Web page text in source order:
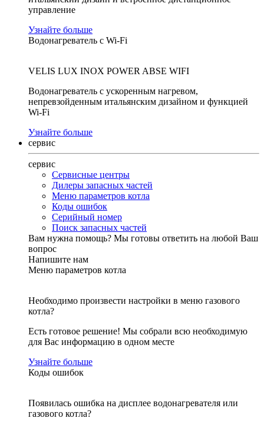
управление
Узнайте больше
Водонагреватель с Wi-Fi
VELIS LUX INOX POWER ABSE WIFI
Водонагреватель с ускоренным нагревом,
непревзойденным итальянским дизайном и функцией
Wi-Fi
Узнайте больше
сервис
сервис
Сервисные центры
Дилеры запасных частей
Меню параметров котла
Коды ошибок
Серийный номер
Поиск запасных частей
Вам нужна помощь? Мы готовы ответить на любой Ваш
вопрос
Напишите нам
Меню параметров котла
Необходимо произвести настройки в меню газового
котла?
Есть готовое решение! Мы собрали всю необходимую
для Вас информацию в одном месте
Узнайте больше
Коды ошибок
Появилась ошибка на дисплее водонагревателя или
газового котла?